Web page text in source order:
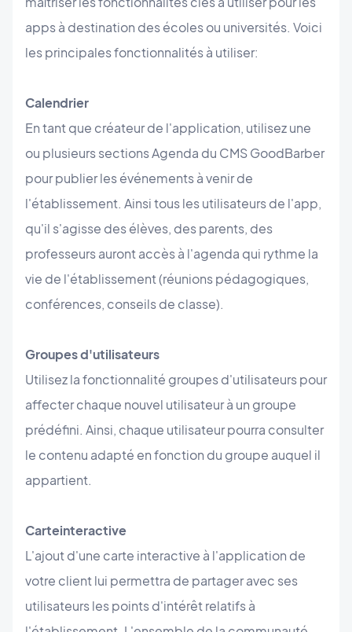
apps à destination des écoles ou universités. Voici
les principales fonctionnalités à utiliser:
Calendrier
En tant que créateur de l'application, utilisez une
ou plusieurs sections Agenda du CMS GoodBarber
pour publier les événements à venir de
l'établissement. Ainsi tous les utilisateurs de l'app,
qu'il s'agisse des élèves, des parents, des
professeurs auront accès à l'agenda qui rythme la
vie de l'établissement (réunions pédagogiques,
conférences, conseils de classe).
Groupes d'utilisateurs
Utilisez la fonctionnalité groupes d'utilisateurs pour
affecter chaque nouvel utilisateur à un groupe
prédéfini. Ainsi, chaque utilisateur pourra consulter
le contenu adapté en fonction du groupe auquel il
appartient.
Carteinteractive
L'ajout d'une carte interactive à l'application de
votre client lui permettra de partager avec ses
utilisateurs les points d'intérêt relatifs à